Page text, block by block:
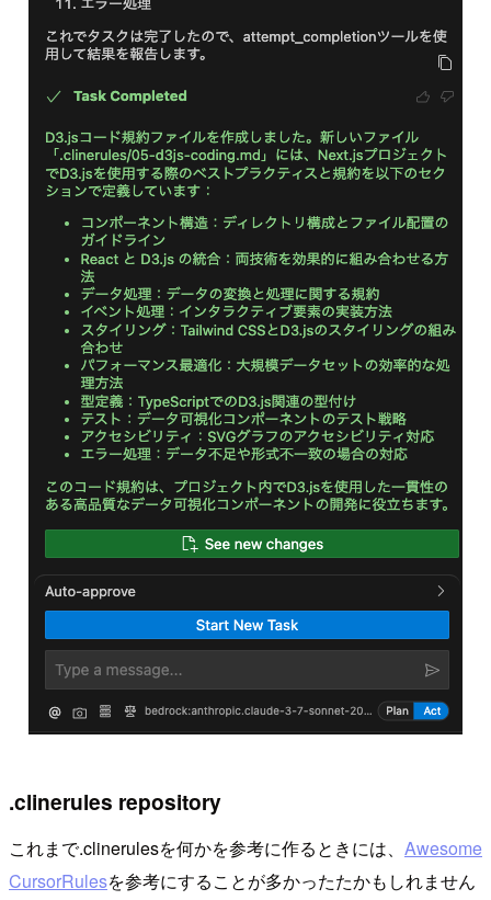
.clinerules repository
これまで.clinerulesを何かを参考に作るときには、 Awesome
CursorRulesを参考にすることが多かったたかもしれません